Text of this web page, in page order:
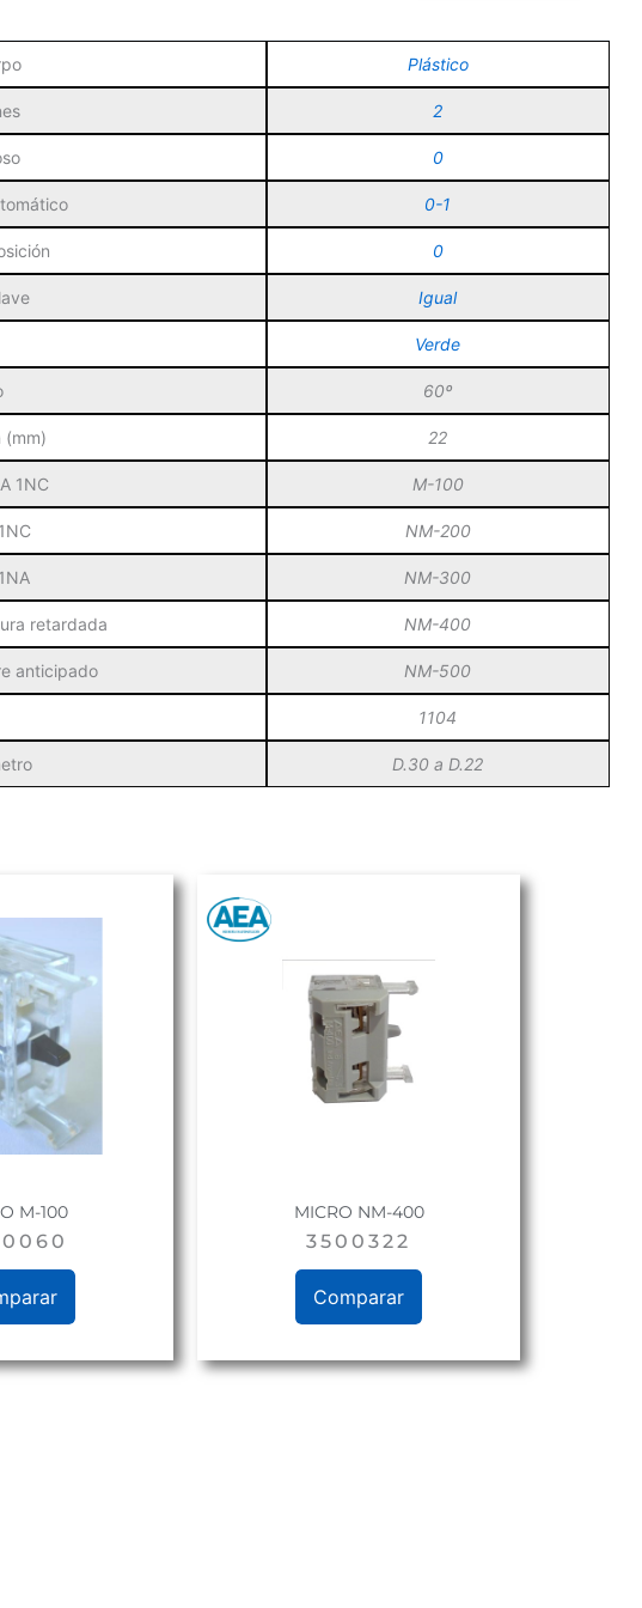
Plástico
2
0
0-1
0
Igual
Verde
60º
(mm) 22
1NC M-100
NM-200
NM-300
retardada NM-400
anticipado NM-500
1104
D.30 a D.22
M-100 MICRO NM-400
3500322
Comparar